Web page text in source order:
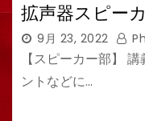
拡声器スピー
9月 23, 2022
【スピーカー部】
ントなどに…